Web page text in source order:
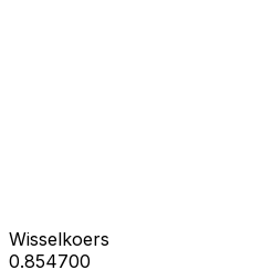
Wisselkoers
0.854700